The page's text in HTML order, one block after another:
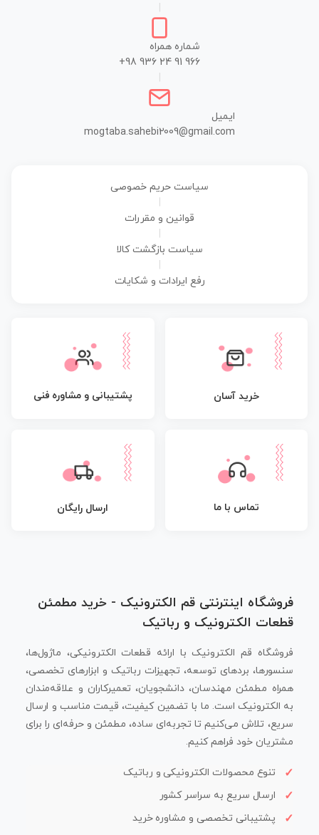
شماره همراه
+98 936 24 91 966
ایمیل
mogtaba.sahebi2009@gmail.com
سیاست حریم خصوصی
قوانین و مقررات
سیاست بازگشت کالا
رفع ایرادات و شکایات
خرید آسان پشتیبانی و مشاوره فنی
تماس با ما ارسال رایگان
فروشگاه اینترنتی قم الکترونیک - خرید مطمئن
قطعات الکترونیک و رباتیک
فروشگاه قم الکترونیک با ارائه قطعات الکترونیکی، ماژول‌ها،
سنسورها، بردهای توسعه، تجهیزات رباتیک و ابزارهای تخصصی،
همراه مطمئن مهندسان، دانشجویان، تعمیرکاران و علاقه‌مندان
به الکترونیک است. ما با تضمین کیفیت، قیمت مناسب و ارسال
سریع، تلاش می‌کنیم تا تجربه‌ای ساده، مطمئن و حرفه‌ای را برای
مشتریان خود فراهم کنیم.
تنوع محصولات الکترونیکی و رباتیک
ارسال سریع به سراسر کشور
پشتیبانی تخصصی و مشاوره خرید